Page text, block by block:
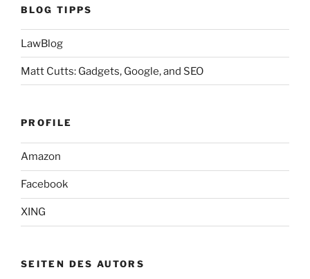
BLOG TIPPS
LawBlog
Matt Cutts: Gadgets, Google, and SEO
PROFILE
Amazon
Facebook
XING
SEITEN DES AUTORS